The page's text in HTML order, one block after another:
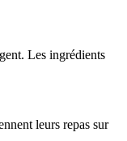
Les ingrédients
leurs repas sur